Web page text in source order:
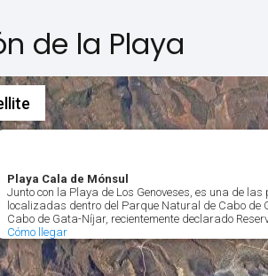
de la Playa
Playa Cala de Mónsul
Junto con la Playa de Los Genoveses, es una de
localizadas dentro del Parque Natural de Cabo
Cabo de Gata-Níjar, recientemente declarado
Cómo llegar